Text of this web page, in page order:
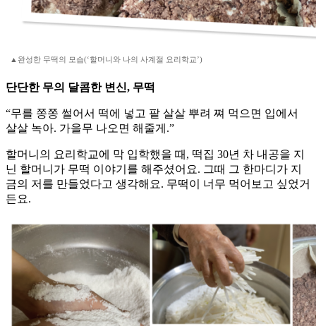
▲완성한 무떡의 모습(‘할머니와 나의 사계절 요리학교’)
단단한 무의 달콤한 변신, 무떡
“무를 쫑쫑 썰어서 떡에 넣고 팥 살살 뿌려 쪄 먹으면 입에서
살살 녹아. 가을무 나오면 해줄게.”
할머니의 요리학교에 막 입학했을 때, 떡집 30년 차 내공을 지
닌 할머니가 무떡 이야기를 해주셨어요. 그때 그 한마디가 지
금의 저를 만들었다고 생각해요. 무떡이 너무 먹어보고 싶었거
든요.